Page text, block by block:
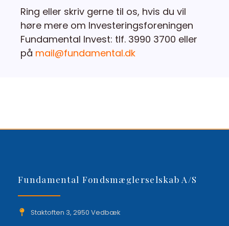
Ring eller skriv gerne til os, hvis du vil
høre mere om Investeringsforeningen
Fundamental Invest: tlf. 3990 3700 eller
på mail@fundamental.dk
Fundamental Fondsmæglerselskab A/S
Staktoften 3, 2950 Vedbæk